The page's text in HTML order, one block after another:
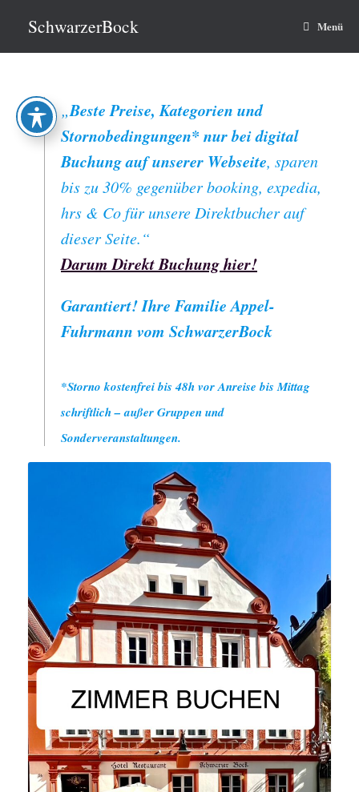
springenSchwarzerBock Menü
„Beste Preise, Kategorien und
Stornobedingungen* nur bei digital
Buchung auf unserer Webseite, sparen
bis zu 30% gegenüber booking, expedia,
hrs & Co für unsere Direktbucher auf
dieser Seite.“
Darum Direkt Buchung hier!
Garantiert! Ihre Familie Appel-
Fuhrmann vom SchwarzerBock
*Storno kostenfrei bis 48h vor Anreise bis Mittag
schriftlich – außer Gruppen und
Sonderveranstaltungen.